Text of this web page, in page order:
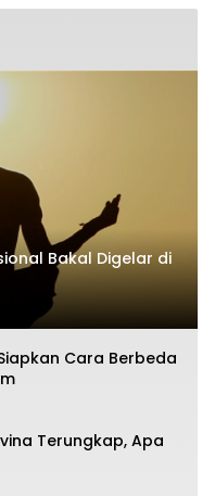
Bakal Digelar di